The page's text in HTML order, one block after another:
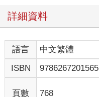
詳細資料
語言 中文繁體
ISBN
9786267201565
頁數 768